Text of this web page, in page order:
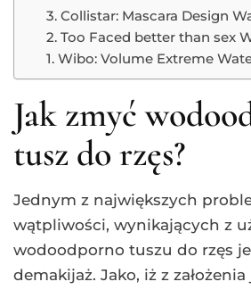
3. Collistar: Mascara Design
2. Too Faced better than sex
1. Wibo: Volume Extreme
Jak zmyć
tusz do rzęs?
Jednym z największych
wątpliwości, wynikających z
wodoodporno tuszu do rzęs
demakijaż. Jako, iż z